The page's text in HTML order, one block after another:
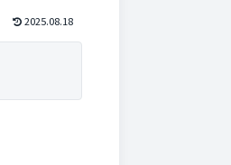
2025.08.18